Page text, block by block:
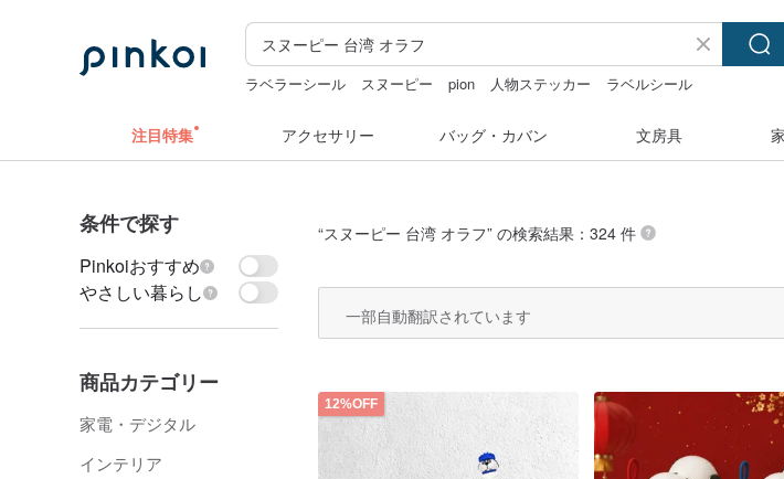
ラベラーシール スヌーピー pion 人物ステッカー
ラベルシール
注目特集 アクセサリー バッグ・カバン 文房具
条件で探す
Pinkoiおすすめ
やさしい暮らし
商品カテゴリー
家電・デジタル
インテリア
“スヌーピー 台湾 オラフ” の検索結果：324 件
一部自動翻訳されています
12%OFF